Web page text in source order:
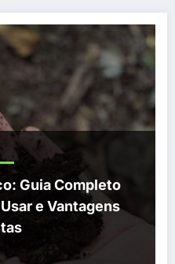
Guia Completo
e Vantagens